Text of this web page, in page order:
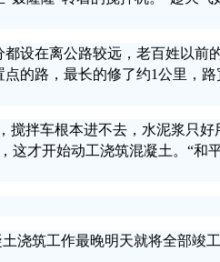
设在离公路较远，老百姓以前
的路，最长的修了约1公里，路
拌车根本进不去，水泥浆只好
这才开始动工浇筑混凝土。“和
浇筑工作最晚明天就将全部竣